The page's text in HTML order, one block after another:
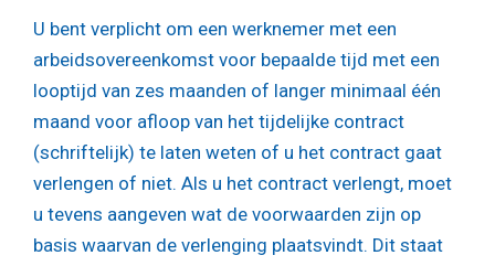
U bent verplicht om een werknemer met een
arbeidsovereenkomst voor bepaalde tijd met een
looptijd van zes maanden of langer minimaal één
maand voor afloop van het tijdelijke contract
(schriftelijk) te laten weten of u het contract gaat
verlengen of niet. Als u het contract verlengt, moet
u tevens aangeven wat de voorwaarden zijn op
basis waarvan de verlenging plaatsvindt. Dit staat